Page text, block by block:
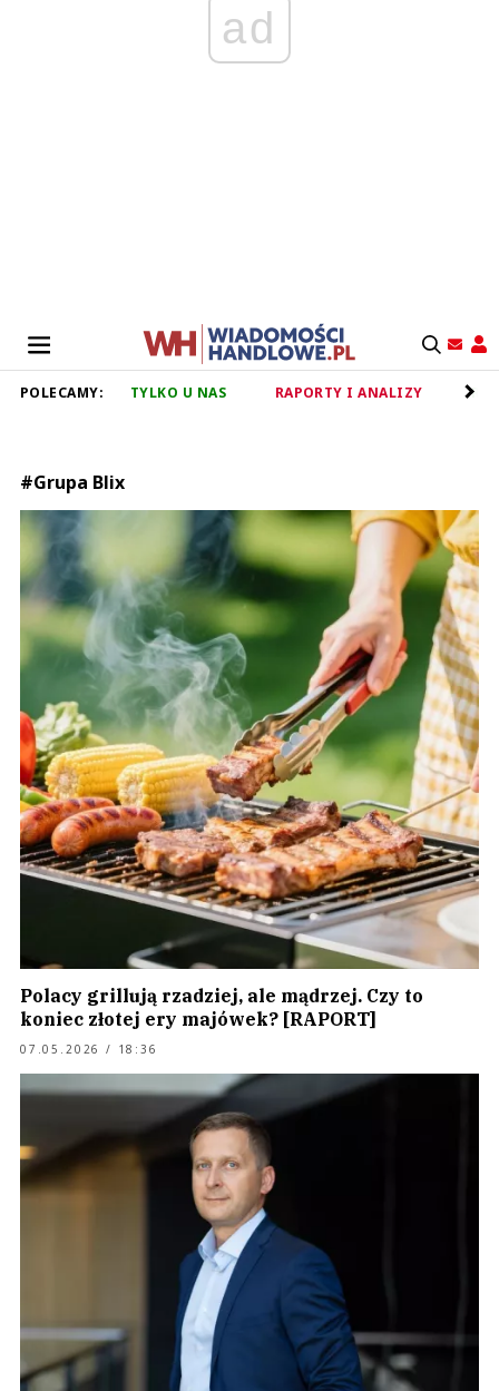
ad
POLECAMY: TYLKO U NAS RAPORTY I ANALIZY
#Grupa Blix
Polacy grillują rzadziej, ale mądrzej. Czy to
koniec złotej ery majówek? [RAPORT]
07.05.2026 / 18:36